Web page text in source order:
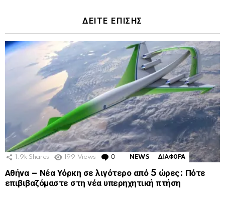
ΔΕΙΤΕ ΕΠΙΣΗΣ
1.9k Shares 199 Views 0 Comments
NEWS ΔΙΑΦΟΡΑ
Αθήνα – Νέα Υόρκη σε λιγότερο από 5 ώρες: Πότε
επιβιβαζόμαστε στη νέα υπερηχητική πτήση